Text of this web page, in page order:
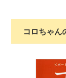
コロちゃん